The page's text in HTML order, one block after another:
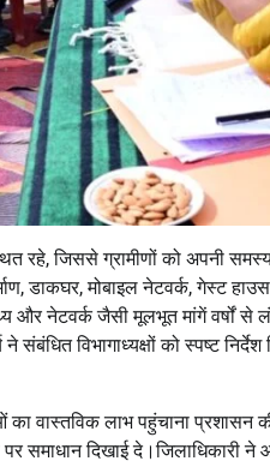
रहे, जिससे ग्रामीणों को अपनी
डाकघर, मोबाइल नेटवर्क, गेस्ट
और नेटवर्क जैसी मूलभूत मांगें वर्षों से
विभागाध्यक्षों को स्पष्ट
वास्तविक लाभ पहुंचाना प्रशासन
समाधान दिखाई दे।जिलाधिकारी ने